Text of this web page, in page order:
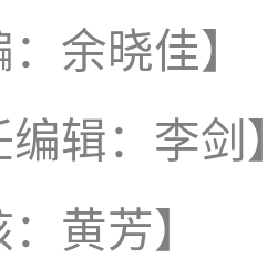
：余晓佳】
编辑：李剑
：黄芳】